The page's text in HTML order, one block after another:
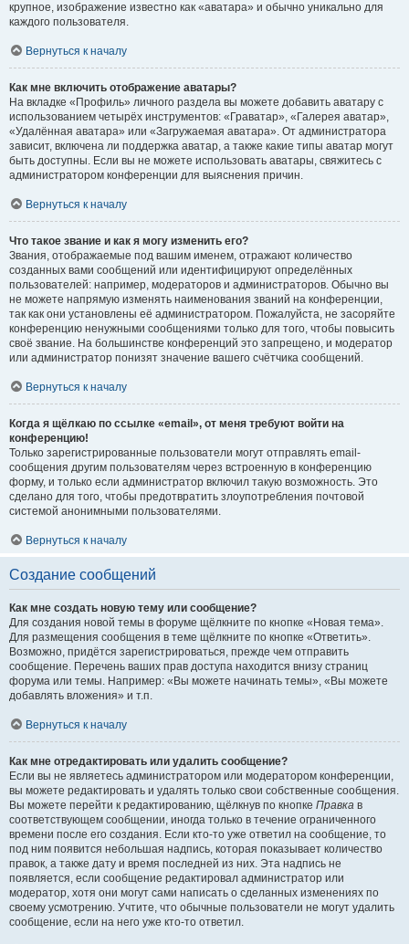
крупное, изображение известно как «аватара» и обычно уникально для
каждого пользователя.
Вернуться к началу
Как мне включить отображение аватары?
На вкладке «Профиль» личного раздела вы можете добавить аватару с
использованием четырёх инструментов: «Граватар», «Галерея аватар»,
«Удалённая аватара» или «Загружаемая аватара». От администратора
зависит, включена ли поддержка аватар, а также какие типы аватар могут
быть доступны. Если вы не можете использовать аватары, свяжитесь с
администратором конференции для выяснения причин.
Вернуться к началу
Что такое звание и как я могу изменить его?
Звания, отображаемые под вашим именем, отражают количество
созданных вами сообщений или идентифицируют определённых
пользователей: например, модераторов и администраторов. Обычно вы
не можете напрямую изменять наименования званий на конференции,
так как они установлены её администратором. Пожалуйста, не засоряйте
конференцию ненужными сообщениями только для того, чтобы повысить
своё звание. На большинстве конференций это запрещено, и модератор
или администратор понизят значение вашего счётчика сообщений.
Вернуться к началу
Когда я щёлкаю по ссылке «email», от меня требуют войти на
конференцию!
Только зарегистрированные пользователи могут отправлять email-
сообщения другим пользователям через встроенную в конференцию
форму, и только если администратор включил такую возможность. Это
сделано для того, чтобы предотвратить злоупотребления почтовой
системой анонимными пользователями.
Вернуться к началу
Создание сообщений
Как мне создать новую тему или сообщение?
Для создания новой темы в форуме щёлкните по кнопке «Новая тема».
Для размещения сообщения в теме щёлкните по кнопке «Ответить».
Возможно, придётся зарегистрироваться, прежде чем отправить
сообщение. Перечень ваших прав доступа находится внизу страниц
форума или темы. Например: «Вы можете начинать темы», «Вы можете
добавлять вложения» и т.п.
Вернуться к началу
Как мне отредактировать или удалить сообщение?
Если вы не являетесь администратором или модератором конференции,
вы можете редактировать и удалять только свои собственные сообщения.
Вы можете перейти к редактированию, щёлкнув по кнопке Правка в
соответствующем сообщении, иногда только в течение ограниченного
времени после его создания. Если кто-то уже ответил на сообщение, то
под ним появится небольшая надпись, которая показывает количество
правок, а также дату и время последней из них. Эта надпись не
появляется, если сообщение редактировал администратор или
модератор, хотя они могут сами написать о сделанных изменениях по
своему усмотрению. Учтите, что обычные пользователи не могут удалить
сообщение, если на него уже кто-то ответил.